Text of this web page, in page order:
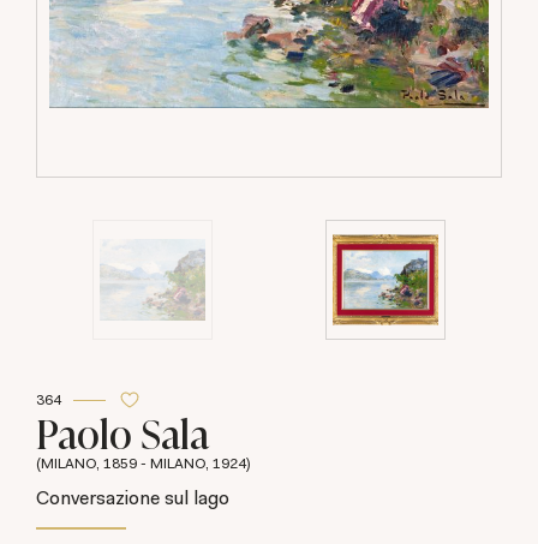
364
Paolo Sala
(MILANO, 1859 - MILANO, 1924)
Conversazione sul lago